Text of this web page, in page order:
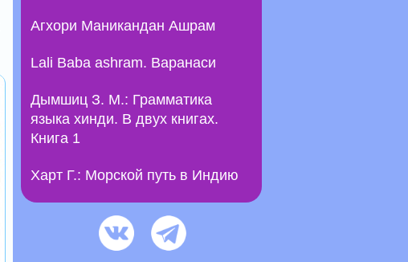
Агхори Маникандан Ашрам
Lali Baba ashram. Варанаси
Дымшиц З. М.: Грамматика
языка хинди. В двух книгах.
Книга 1
Харт Г.: Морской путь в Индию